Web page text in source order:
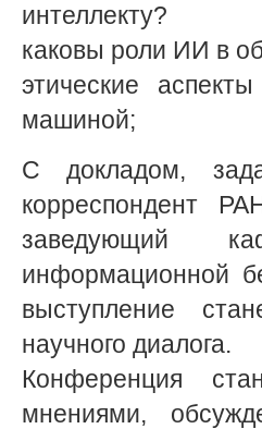
интеллекту?
каковы роли ИИ в
этические
машиной;
С докладом,
корреспондент
заведующий
информационной
выступление
научного диалога.
Конференция
мнениями,